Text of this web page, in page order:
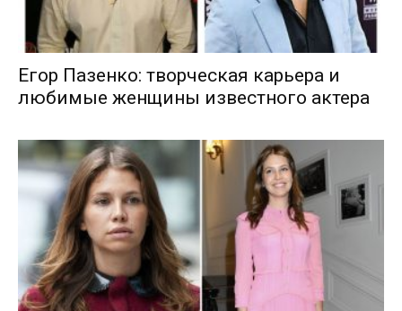
Егор Пазенко: творческая карьера и
любимые женщины известного актера